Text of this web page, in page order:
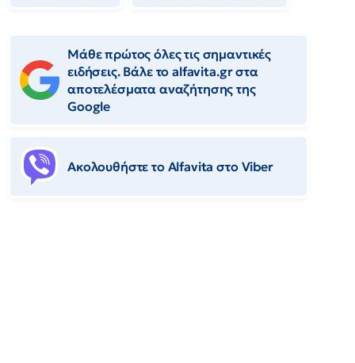
Μάθε πρώτος όλες τις σημαντικές
ειδήσεις. Βάλε το alfavita.gr στα
αποτελέσματα αναζήτησης της
Google
Ακολουθήστε το Αlfavita στο Viber